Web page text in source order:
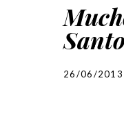
26/06/2013